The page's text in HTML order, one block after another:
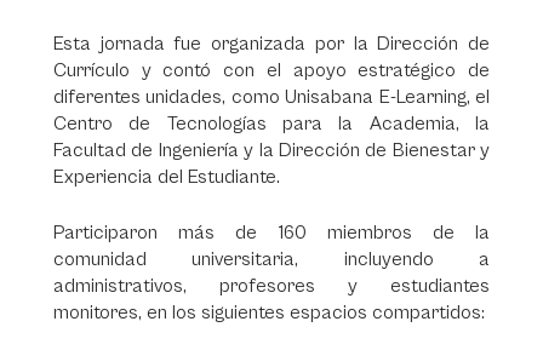
Esta jornada fue organizada por la Dirección de
Currículo y contó con el apoyo estratégico de
diferentes unidades, como Unisabana E-Learning, el
Centro de Tecnologías para la Academia, la
Facultad de Ingeniería y la Dirección de Bienestar y
Experiencia del Estudiante.
Participaron más de 160 miembros de la
comunidad universitaria, incluyendo a
administrativos, profesores y estudiantes
monitores, en los siguientes espacios compartidos: